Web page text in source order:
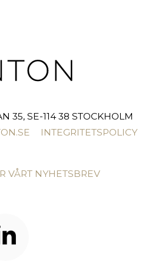
35, SE-114 38 STOCKHOLM
INTEGRITETSPOLICY
VÅRT NYHETSBREV